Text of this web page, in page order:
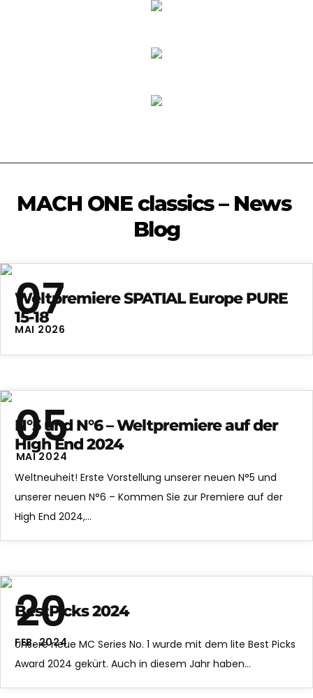
MACH ONE classics – News
Blog
07
MAI 2026
Weltpremiere SPATIAL Europe PURE
15-18
05
MAI 2024
N°5 und N°6 – Weltpremiere auf der
High End 2024
Weltneuheit! Erste Vorstellung unserer neuen N°5 und
unserer neuen N°6 – Kommen Sie zur Premiere auf der
High End 2024,…
20
FEB. 2024
BestPicks 2024
Unsere neue MC Series No. 1 wurde mit dem lite Best Picks
Award 2024 gekürt. Auch in diesem Jahr haben…